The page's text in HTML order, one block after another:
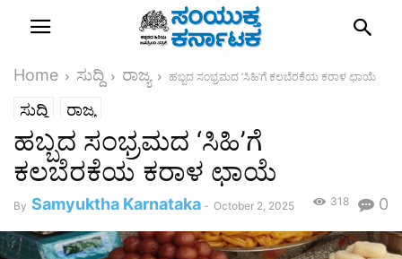
Home ಸುದ್ದಿ ರಾಜ್ಯ ಹಬ್ಬದ ಸಂಭ್ರಮದ ‘ಸಿಹಿ’ಗೆ ಕಲಬೆರಕೆಯ ಕರಾಳ ಛಾಯೆ
ಸುದ್ದಿ ರಾಜ್ಯ
ಹಬ್ಬದ ಸಂಭ್ರಮದ ‘ಸಿಹಿ’ಗೆ
ಕಲಬೆರಕೆಯ ಕರಾಳ ಛಾಯೆ
By Samyuktha Karnataka - October 2, 2025 0
318